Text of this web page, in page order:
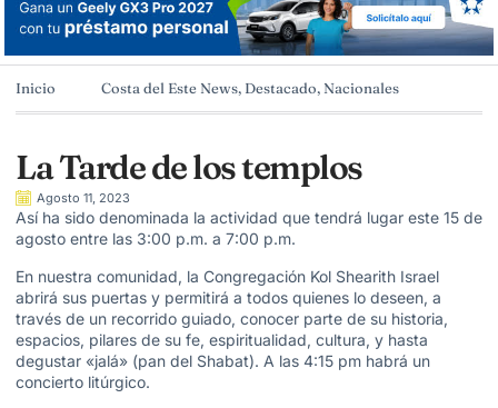
Inicio Costa del Este News, Destacado,Nacionales
La Tarde de los templos
Agosto 11, 2023
Así ha sido denominada la actividad que tendrá lugar este 15 de
agosto entre las 3:00 p.m. a 7:00 p.m.
En nuestra comunidad, la Congregación Kol Shearith Israel
abrirá sus puertas y permitirá a todos quienes lo deseen, a
través de un recorrido guiado, conocer parte de su historia,
espacios, pilares de su fe, espiritualidad, cultura, y hasta
degustar «jalá» (pan del Shabat). A las 4:15 pm habrá un
concierto litúrgico.